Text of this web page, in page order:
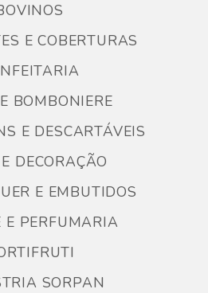
E COBERTURAS
BOMBONIERE
E DESCARTÁVEIS
DECORAÇÃO
E EMBUTIDOS
E PERFUMARIA
SORPAN